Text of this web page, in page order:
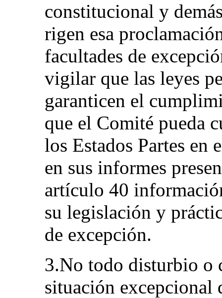
constitucional y
rigen esa
facultades de
vigilar que las leyes
garanticen el
que el Comité pueda
los Estados Partes en
en sus informes
artículo 40
su legislación y
de excepción.
3.No todo disturbio o
situación excepcional